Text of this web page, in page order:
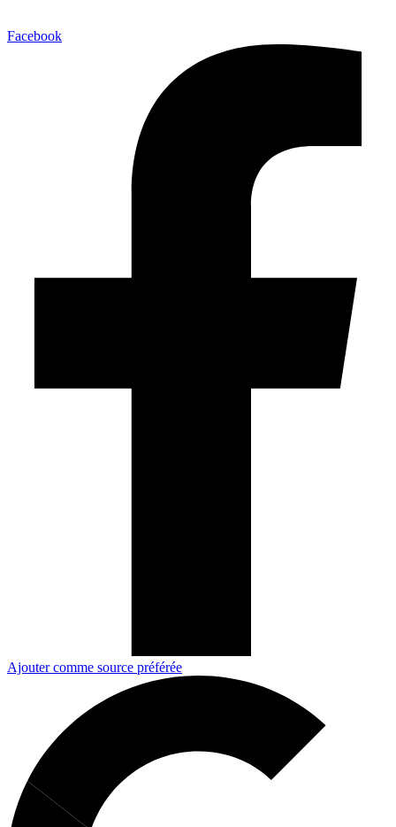
Facebook
Ajouter comme source préférée